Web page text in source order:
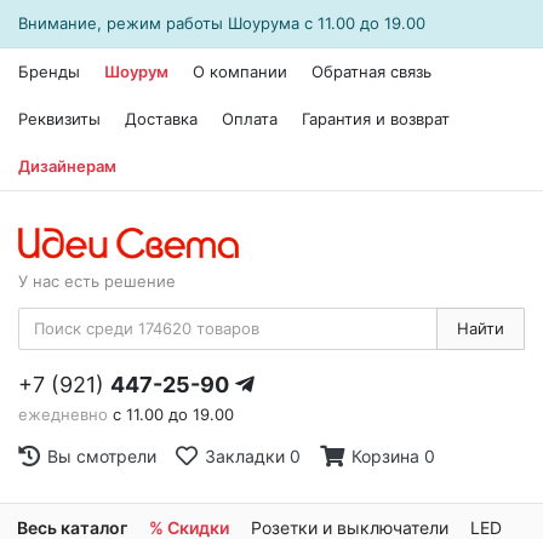
Внимание, режим работы Шоурума с 11.00 до 19.00
Бренды Шоурум О компании Обратная связь
Реквизиты Доставка Оплата Гарантия и возврат
Дизайнерам
У нас есть решение
Найти
+7 (921) 447-25-90
ежедневно с 11.00 до 19.00
Вы смотрели Закладки 0 Корзина 0
Весь каталог % Скидки Розетки и выключатели LED